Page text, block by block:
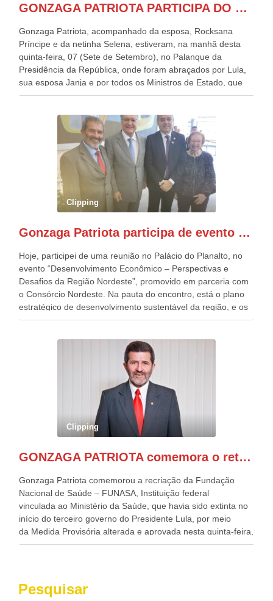
GONZAGA PATRIOTA PARTICIPA DO DESFILE DA INDEPENDÊNCIA NO PALANQUE DA PRESIDÊNCIA DA REPÚBLICA E É ABRAÇADO POR LULA E POR GERALDO ALCKMIN.
Gonzaga Patriota, acompanhado da esposa, Rocksana
Príncipe e da netinha Selena, estiveram, na manhã desta
quinta-feira, 07 (Sete de Setembro), no Palanque da
Presidência da República, onde foram abraçados por Lula,
sua esposa Janja e por todos os Ministros de Estado, que
estavam presentes, nos Desfiles da Independência da
outros desfiles, na Esplanada dos Ministérios, disse ter sido
o deste ano, o maior e o mais organizado de todos. “Há
quatro décadas, como Patriota até no nome, participo
anualmente dos desfiles de Sete de Setembro, na
Esplanada dos Ministérios, em Brasília. Este ano, o governo
preparou espaços com cadeiras e coberturas, para 30.000
pessoas, só que o número de Patriotas Brasileiros
Independentes, dobrou na Esplanada. Eu, Lula e os
Patriota.
Clipping
Gonzaga Patriota participa de evento em prol do desenvolvimento do Nordeste
Hoje, participei de uma reunião no Palácio do Planalto, no
evento “Desenvolvimento Econômico – Perspectivas e
Desafios da Região Nordeste”, promovido em parceria com
o Consórcio Nordeste. Na pauta do encontro, está o plano
estratégico de desenvolvimento sustentável da região, e os
desafios para a elaboração de políticas públicas, que
evento contou com a presença do Vice-presidente Geraldo
Alckmin, que também ocupa o Ministério do
Desenvolvimento, Indústria, Comércio e Serviços, o ex
governador de Pernambuco, agora Presidente do Banco do
Nordeste, Paulo Câmara, o ex Deputado Federal, e
atualmente Superintendente da SUDENE, Danilo Cabral, da
Governadora de Pernambuco, Raquel Lyra, os ministros da
Casa Civil, Rui Costa, e da Integração e do Desenvolvimento
de todo Nordeste que também ajudam a fomentar o
Clipping
GONZAGA PATRIOTA comemora o retorno da FUNASA
Gonzaga Patriota comemorou a recriação da Fundação
Nacional de Saúde – FUNASA, Instituição federal
vinculada ao Ministério da Saúde, que havia sido extinta no
início do terceiro governo do Presidente Lula, por meio
da Medida Provisória alterada e aprovada nesta quinta-feira,
pelo Congresso Nacional. Gonzaga Patriota disse hoje em
desenvolvimento dos seus municípios e, somente o ano
passado, essa Fundação distribuiu mais de três bilhões de
Pesquisar